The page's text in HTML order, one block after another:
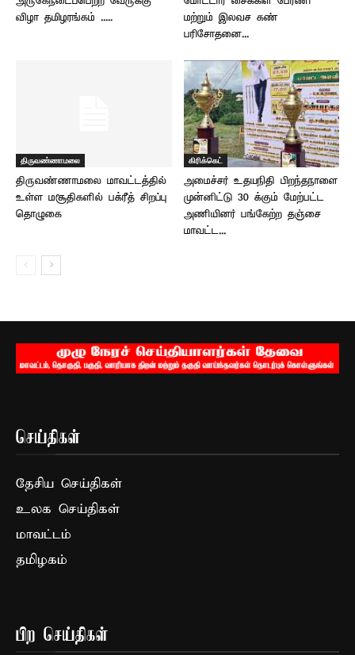
விழா தமிழரங்கம் .....
மற்றும் இலவச கண்
பரிசோதனை...
திருவண்ணாமலை
திருவண்ணாமலை மாவட்டத்தில்
உள்ள மசூதிகளில் பக்ரீத் சிறப்பு
தொழுகை
கிரிக்கெட்
அமைச்சர் உதயநிதி பிறந்தநாளை
முன்னிட்டு 30 க்கும் மேற்பட்ட
அணியினர் பங்கேற்ற தஞ்சை
மாவட்ட...
செய்திகள்
தேசிய செய்திகள்
உலக செய்திகள்
மாவட்டம்
தமிழகம்
பிற செய்திகள்